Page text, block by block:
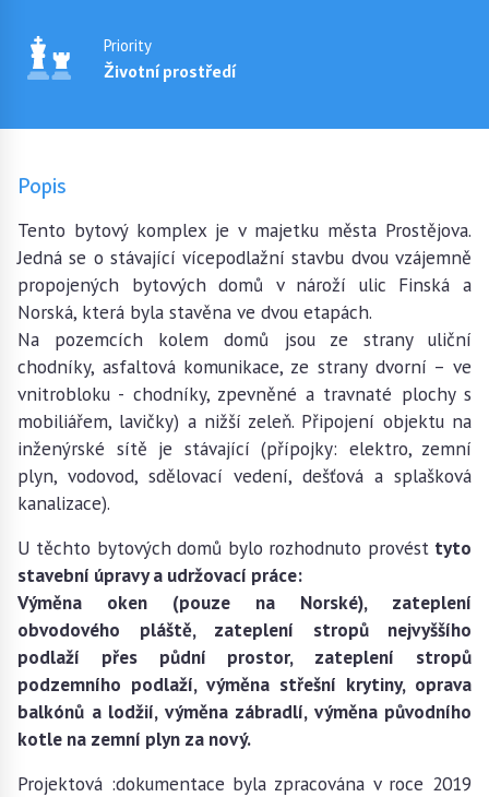
Priority
Životní prostředí
Popis
Tento bytový komplex je v majetku města Prostějova.
Jedná se o stávající vícepodlažní stavbu dvou vzájemně
propojených bytových domů v nároží ulic Finská a
Norská, která byla stavěna ve dvou etapách.
Na pozemcích kolem domů jsou ze strany uliční
chodníky, asfaltová komunikace, ze strany dvorní – ve
vnitrobloku - chodníky, zpevněné a travnaté plochy s
mobiliářem, lavičky) a nižší zeleň. Připojení objektu na
inženýrské sítě je stávající (přípojky: elektro, zemní
plyn, vodovod, sdělovací vedení, dešťová a splašková
kanalizace).
U těchto bytových domů bylo rozhodnuto provést tyto
stavební úpravy a udržovací práce:
Výměna oken (pouze na Norské), zateplení
obvodového pláště, zateplení stropů nejvyššího
podlaží přes půdní prostor, zateplení stropů
podzemního podlaží, výměna střešní krytiny, oprava
balkónů a lodžií, výměna zábradlí, výměna původního
kotle na zemní plyn za nový.
Projektová :dokumentace byla zpracována v roce 2019